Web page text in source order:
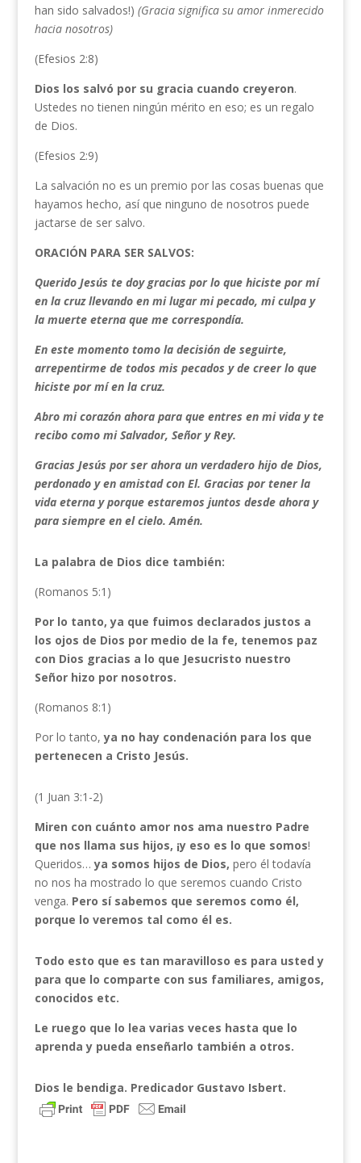
han sido salvados!) (Gracia significa su amor inmerecido
hacia nosotros)
(Efesios 2:8)
Dios los salvó por su gracia cuando creyeron.
Ustedes no tienen ningún mérito en eso; es un regalo
de Dios.
(Efesios 2:9)
La salvación no es un premio por las cosas buenas que
hayamos hecho, así que ninguno de nosotros puede
jactarse de ser salvo.
ORACIÓN PARA SER SALVOS:
Querido Jesús te doy gracias por lo que hiciste por mí
en la cruz llevando en mi lugar mi pecado, mi culpa y
la muerte eterna que me correspondía.
En este momento tomo la decisión de seguirte,
arrepentirme de todos mis pecados y de creer lo que
hiciste por mí en la cruz.
Abro mi corazón ahora para que entres en mi vida y te
recibo como mi Salvador, Señor y Rey.
Gracias Jesús por ser ahora un verdadero hijo de Dios,
perdonado y en amistad con El. Gracias por tener la
vida eterna y porque estaremos juntos desde ahora y
para siempre en el cielo. Amén.
La palabra de Dios dice también:
(Romanos 5:1)
Por lo tanto, ya que fuimos declarados justos a
los ojos de Dios por medio de la fe, tenemos paz
con Dios gracias a lo que Jesucristo nuestro
Señor hizo por nosotros.
(Romanos 8:1)
Por lo tanto,ya no hay condenación para los que
pertenecen a Cristo Jesús.
(1 Juan 3:1-2)
Miren con cuánto amor nos ama nuestro Padre
que nos llama sus hijos, ¡y eso es lo que somos!
Queridos…ya somos hijos de Dios, pero él todavía
no nos ha mostrado lo que seremos cuando Cristo
venga. Pero sí sabemos que seremos como él,
porque lo veremos tal como él es.
Todo esto que es tan maravilloso es para usted y
para que lo comparte con sus familiares, amigos,
conocidos etc.
Le ruego que lo lea varias veces hasta que lo
aprenda y pueda enseñarlo también a otros.
Dios le bendiga. Predicador Gustavo Isbert.